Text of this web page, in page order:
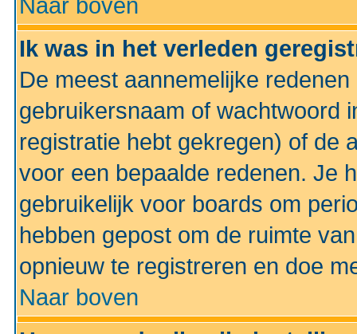
Naar boven
Ik was in het verleden
De meest aannemelijke
gebruikersnaam of wachtwoord
registratie hebt gekregen) of de
voor een bepaalde redenen. Je
gebruikelijk voor boards om
hebben gepost om de ruimte
opnieuw te registreren en doe
Naar boven